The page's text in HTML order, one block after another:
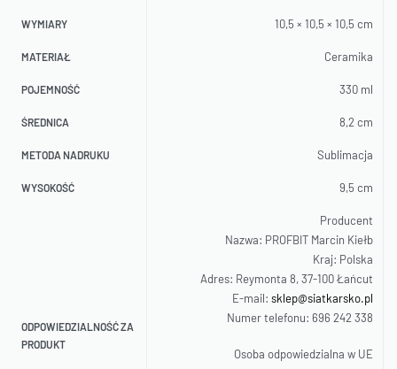
WYMIARY 10,5 × 10,5 × 10,5 cm
MATERIAŁ Ceramika
POJEMNOŚĆ 330 ml
ŚREDNICA 8,2 cm
METODA NADRUKU Sublimacja
WYSOKOŚĆ 9,5 cm
ODPOWIEDZIALNOŚĆ ZA
PRODUKT
Producent
Nazwa: PROFBIT Marcin Kiełb
Kraj: Polska
Adres: Reymonta 8, 37-100 Łańcut
E-mail: sklep@siatkarsko.pl
Numer telefonu: 696 242 338
Osoba odpowiedzialna w UE